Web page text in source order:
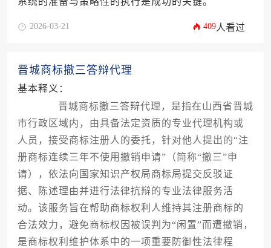
2026-03-21 409人看过
晋城商标撤三答辩代理
基本释义：
晋城商标撤三答辩代理，是指在山西省晋城
市行政区域内，由具备法定资质的专业代理机构或
人员，接受商标注册人的委托，针对他人提出的“注
册商标连续三年不使用撤销申请”（简称“撤三”申
请），依法向国家知识产权局商标局提交反驳证
据、陈述理由并进行法律抗辩的专业法律服务活
动。该服务旨在帮助商标权利人维持其注册商标的
合法效力，避免商标权因被误判为“闲置”而遭撤销，
是商标权利维护体系中的一项重要防御性法律程